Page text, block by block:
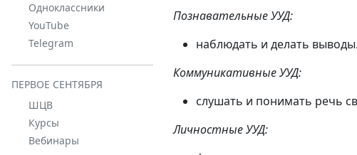
Одноклассники
YouTube
Telegram
ПЕРВОЕ СЕНТЯБРЯ
ШЦВ
Курсы
Вебинары
Познавательные УУД:
наблюдать и делать выводы.
Коммуникативные УУД:
слушать и понимать речь
Личностные УУД: